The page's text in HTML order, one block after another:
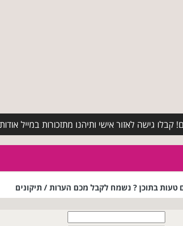
גישה לאזור אישי ותיהנו מתזכורות במייל
בתוכן ? נשמח לקבל מכם הערות / תיקונים